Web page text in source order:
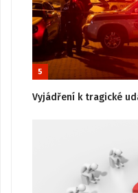
5
Vyjádření k tragické